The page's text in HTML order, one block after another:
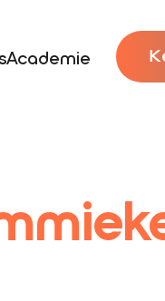
Academie